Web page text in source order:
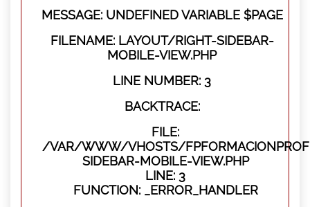
MESSAGE: UNDEFINED VARIABLE $PAGE
FILENAME: LAYOUT/RIGHT-SIDEBAR-
MOBILE-VIEW.PHP
LINE NUMBER: 3
BACKTRACE:
FILE:
/VAR/WWW/VHOSTS/
SIDEBAR-MOBILE-VIEW.PHP
LINE: 3
FUNCTION: _ERROR_HANDLER